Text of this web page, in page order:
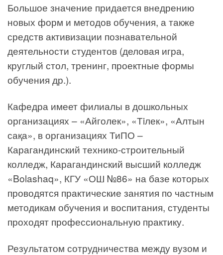
Большое значение придается внедрению
новых форм и методов обучения, а также
средств активизации познавательной
деятельности студентов (деловая игра,
круглый стол, тренинг, проектные формы
обучения др.).
Кафедра имеет филиалы в дошкольных
организациях – «Айголек», «Тiлек», «Алтын
сақа», в организациях ТиПО –
Карагандинский технико-строительный
колледж, Карагандинский высший колледж
«Bolashaq», КГУ «ОШ №86» на базе которых
проводятся практические занятия по частным
методикам обучения и воспитания, студенты
проходят профессиональную практику.
Результатом сотрудничества между вузом и